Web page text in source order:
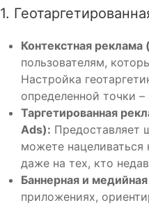
1.
Контекстная
пользователям,
Настройка
определенной точки
Таргетированная
Ads): Предоставляет
можете
даже на тех, кто
Баннерная и
приложениях,